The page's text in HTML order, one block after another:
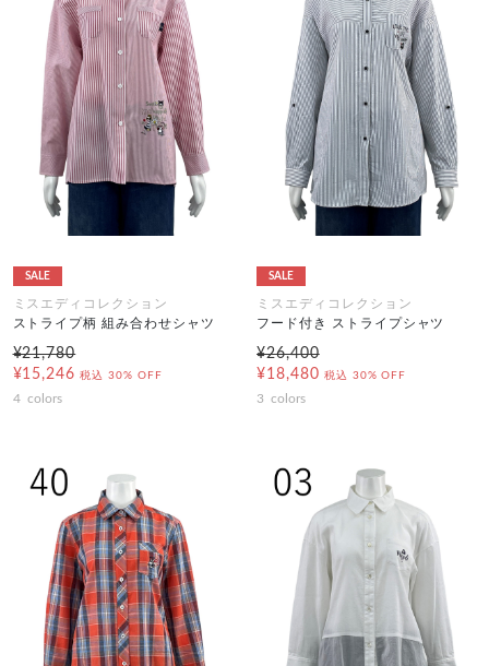
SALE
ミスエディコレクション
ストライプ柄 組み合わせシャツ
¥21,780
¥15,246 税込 30% OFF
4 colors
SALE
ミスエディコレクション
フード付き ストライプシャツ
¥26,400
¥18,480 税込 30% OFF
3 colors